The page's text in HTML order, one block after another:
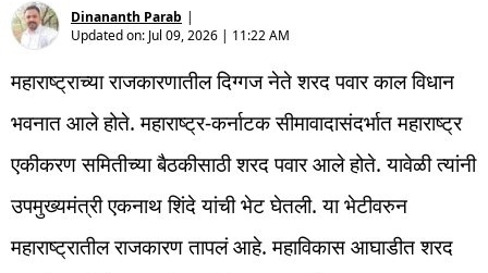
Dinananth Parab |
Updated on: Jul 09, 2026 | 11:22 AM
महाराष्ट्राच्या राजकारणातील दिग्गज नेते शरद पवार काल विधान
भवनात आले होते. महाराष्ट्र-कर्नाटक सीमावादासंदर्भात महाराष्ट्र
एकीकरण समितीच्या बैठकीसाठी शरद पवार आले होते. यावेळी त्यांनी
उपमुख्यमंत्री एकनाथ शिंदे यांची भेट घेतली. या भेटीवरुन
महाराष्ट्रातील राजकारण तापलं आहे. महाविकास आघाडीत शरद